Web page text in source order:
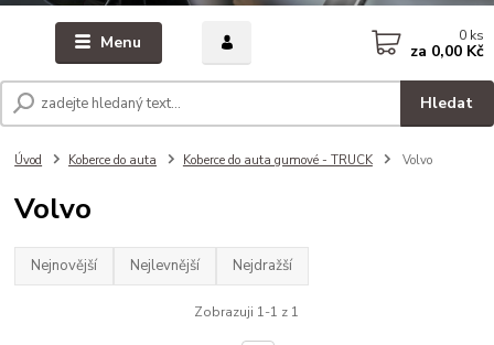
Menu
Hledat
0 ks
za 0,00 Kč
Úvod Koberce do auta Koberce do auta gumové - TRUCK Volvo
Volvo
Nejnovější Nejlevnější Nejdražší
Zobrazuji 1-1 z 1